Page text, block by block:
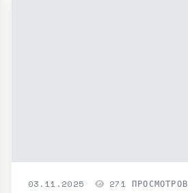
03.11.2025 271 ПРОСМОТРОВ